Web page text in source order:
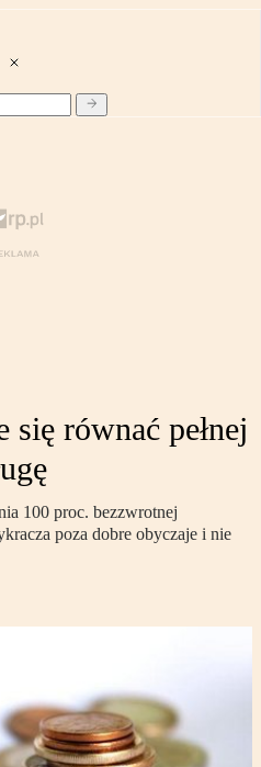
się równać pełnej
100 proc. bezzwrotnej
poza dobre obyczaje i nie